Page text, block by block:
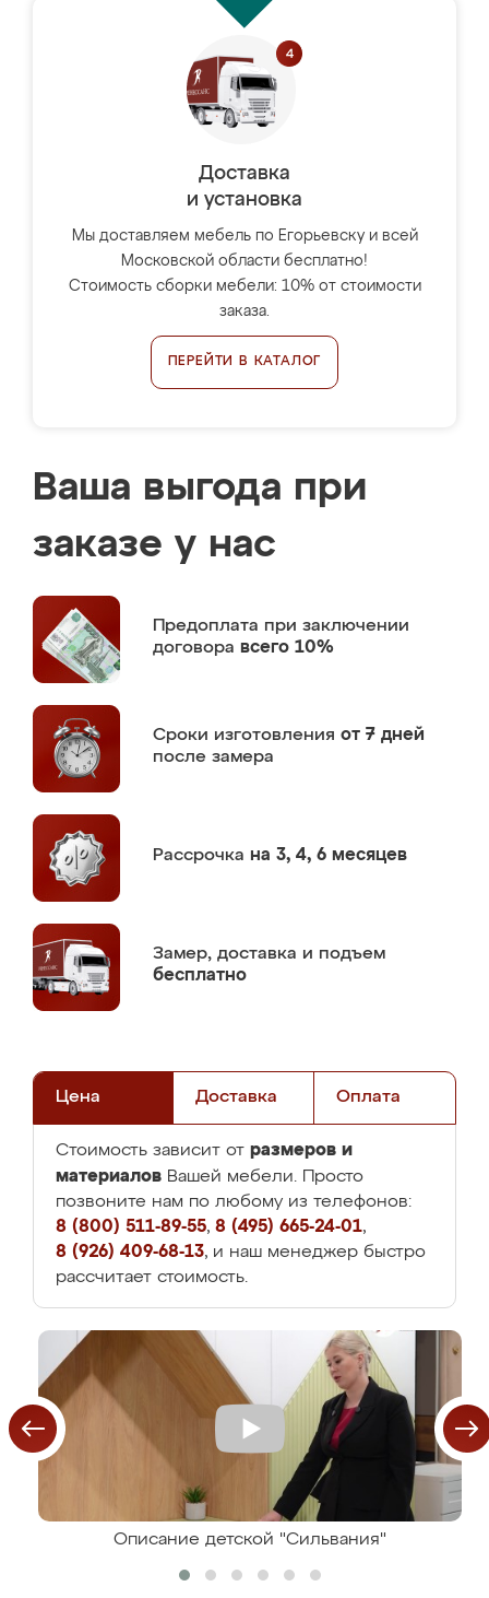
Доставка
и установка
Мы доставляем мебель по Егорьевску и всей
Московской области бесплатно!
Стоимость сборки мебели: 10% от стоимости
заказа.
ПЕРЕЙТИ В КАТАЛОГ
Ваша выгода при
заказе у нас
Предоплата при заключении
договора всего 10%
Сроки изготовления от 7 дней
после замера
Рассрочка на 3, 4, 6 месяцев
Замер, доставка и подъем
бесплатно
Цена Доставка Оплата
Стоимость зависит от размеров и
материалов Вашей мебели. Просто
позвоните нам по любому из телефонов:
8 (800) 511-89-55, 8 (495) 665-24-01,
8 (926) 409-68-13, и наш менеджер быстро
рассчитает стоимость.
Описание детской "Сильвания"